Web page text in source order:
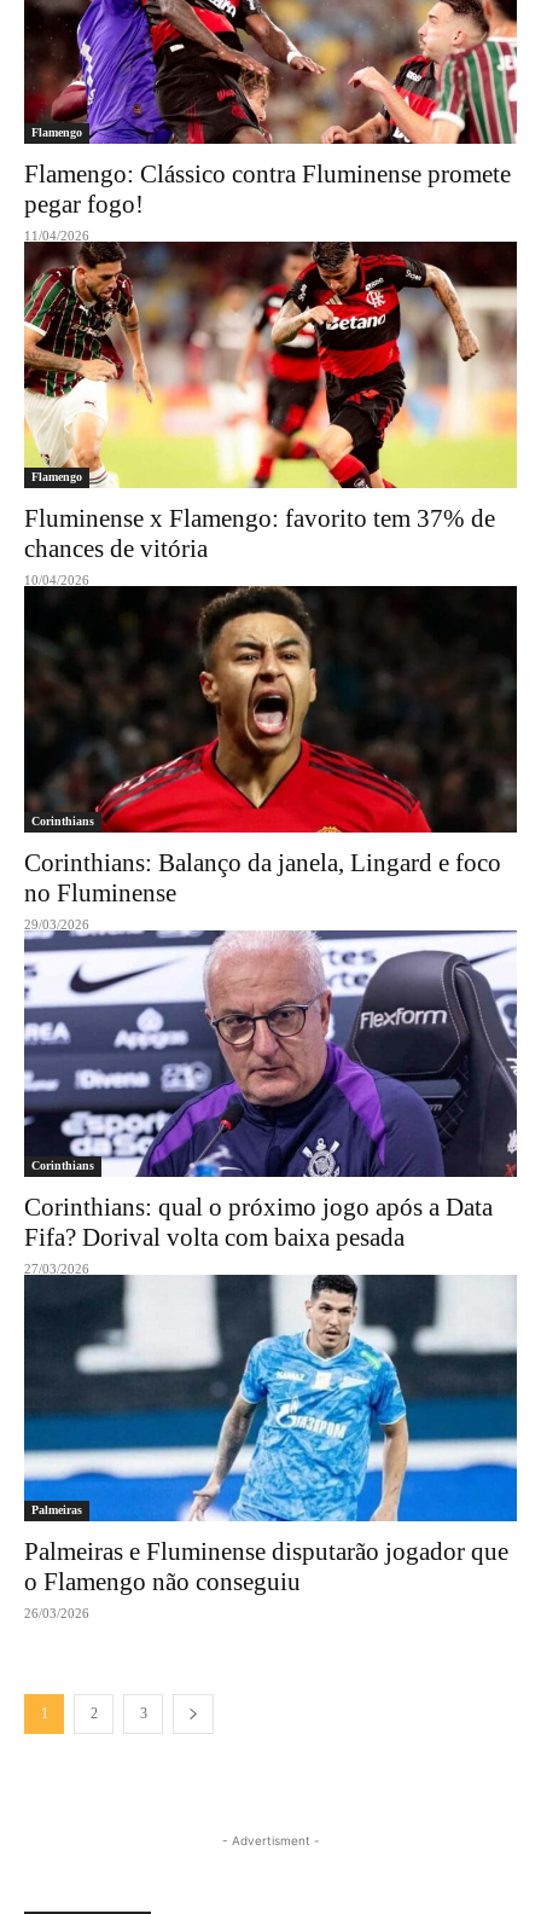
Flamengo
Flamengo: Clássico contra Fluminense promete
pegar fogo!
11/04/2026
Flamengo
Fluminense x Flamengo: favorito tem 37% de
chances de vitória
10/04/2026
Corinthians
Corinthians: Balanço da janela, Lingard e foco
no Fluminense
29/03/2026
Corinthians
Corinthians: qual o próximo jogo após a Data
Fifa? Dorival volta com baixa pesada
27/03/2026
Palmeiras
Palmeiras e Fluminense disputarão jogador que
o Flamengo não conseguiu
26/03/2026
1 2 3
- Advertisment -